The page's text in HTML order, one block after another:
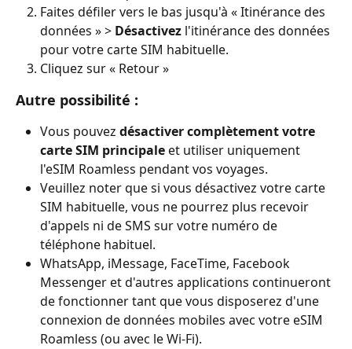
Faites défiler vers le bas jusqu'à « Itinérance des
données » > Désactivez l'itinérance des données
pour votre carte SIM habituelle.
Cliquez sur « Retour »
Autre possibilité :
Vous pouvez désactiver complètement votre
carte SIM principale et utiliser uniquement
l'eSIM Roamless pendant vos voyages.
Veuillez noter que si vous désactivez votre carte
SIM habituelle, vous ne pourrez plus recevoir
d'appels ni de SMS sur votre numéro de
téléphone habituel.
WhatsApp, iMessage, FaceTime, Facebook
Messenger et d'autres applications continueront
de fonctionner tant que vous disposerez d'une
connexion de données mobiles avec votre eSIM
Roamless (ou avec le Wi-Fi).